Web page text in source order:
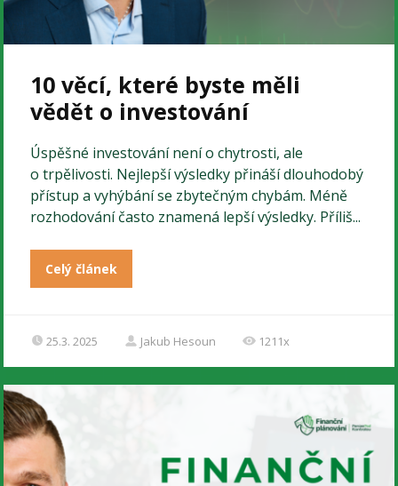
10 věcí, které byste měli
vědět o investování
Úspěšné investování není o chytrosti, ale
o trpělivosti. Nejlepší výsledky přináší dlouhodobý
přístup a vyhýbání se zbytečným chybám. Méně
rozhodování často znamená lepší výsledky. Příliš...
Celý článek
25.3. 2025 Jakub Hesoun 1211x